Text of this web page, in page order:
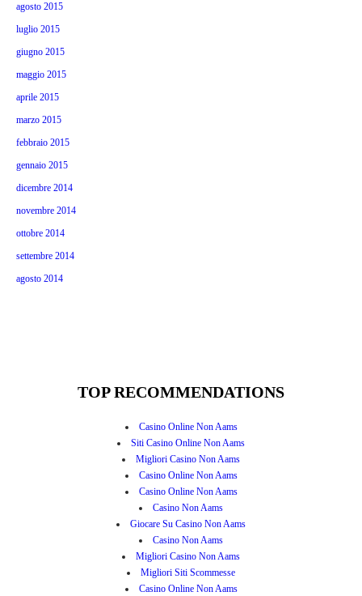
agosto 2015
luglio 2015
giugno 2015
maggio 2015
aprile 2015
marzo 2015
febbraio 2015
gennaio 2015
dicembre 2014
novembre 2014
ottobre 2014
settembre 2014
agosto 2014
TOP RECOMMENDATIONS
Casino Online Non Aams
Siti Casino Online Non Aams
Migliori Casino Non Aams
Casino Online Non Aams
Casino Online Non Aams
Casino Non Aams
Giocare Su Casino Non Aams
Casino Non Aams
Migliori Casino Non Aams
Migliori Siti Scommesse
Casino Online Non Aams